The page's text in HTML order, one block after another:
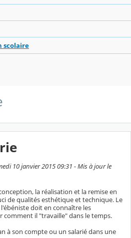
scolaire
10 janvier 2015 09:31 - Mis à jour le
la réalisation et la remise en
de qualités esthétique et technique. Le
doit en connaître les
comment il "travaille" dans le temps.
à son compte ou un salarié dans une